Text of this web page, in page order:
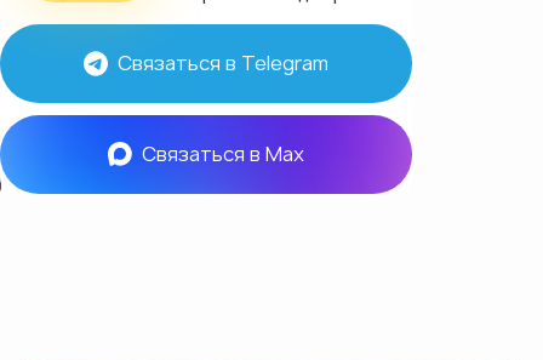
Связаться в Telegram
Связаться в Max